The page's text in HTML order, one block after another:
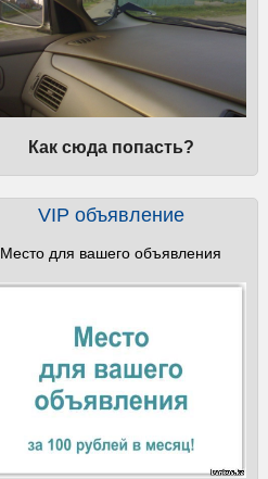
Как сюда попасть?
VIP объявление
Место для вашего объявления